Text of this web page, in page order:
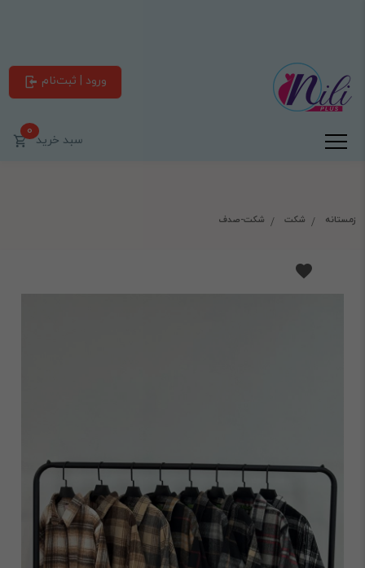
ورود | ثبت‌نام
سبد خرید0
زمستانه شکت شکت-صدف